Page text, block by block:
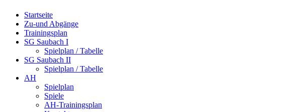
Startseite
Zu-und Abgänge
Trainingsplan
SG Saubach I
Spielplan / Tabelle
SG Saubach II
Spielplan / Tabelle
AH
Spielplan
Spiele
AH-Trainingsplan